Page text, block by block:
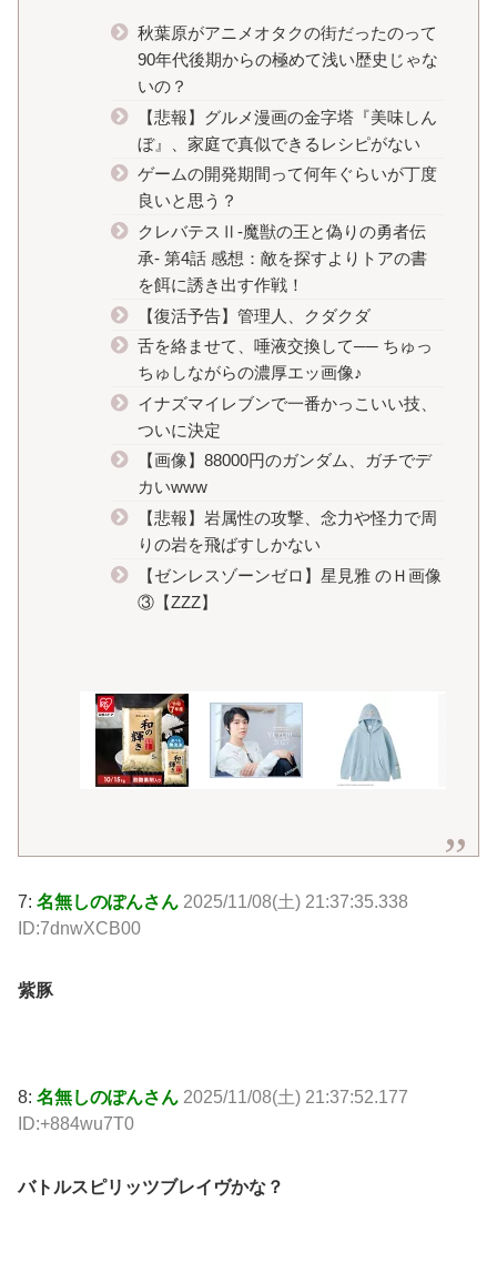
秋葉原がアニメオタクの街だったのって
90年代後期からの極めて浅い歴史じゃな
いの？
【悲報】グルメ漫画の金字塔『美味しん
ぼ』、家庭で真似できるレシピがない
ゲームの開発期間って何年ぐらいが丁度
良いと思う？
クレバテスⅡ-魔獣の王と偽りの勇者伝
承- 第4話 感想：敵を探すよりトアの書
を餌に誘き出す作戦！
【復活予告】管理人、クダクダ
舌を絡ませて、唾液交換して── ちゅっ
ちゅしながらの濃厚エッ画像♪
イナズマイレブンで一番かっこいい技、
ついに決定
【画像】88000円のガンダム、ガチでデ
カいwww
【悲報】岩属性の攻撃、念力や怪力で周
りの岩を飛ばすしかない
【ゼンレスゾーンゼロ】星見雅 のＨ画像
③【ZZZ】
7: 名無しのぽんさん 2025/11/08(土) 21:37:35.338
ID:7dnwXCB00
紫豚
8: 名無しのぽんさん 2025/11/08(土) 21:37:52.177
ID:+884wu7T0
バトルスピリッツブレイヴかな？